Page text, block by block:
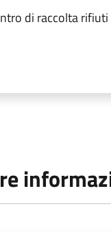
di raccolta rifiuti